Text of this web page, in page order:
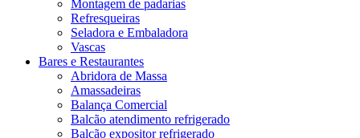
Montagem de padarias
Refresqueiras
Seladora e Embaladora
Vascas
Bares e Restaurantes
Abridora de Massa
Amassadeiras
Balança Comercial
Balcão atendimento refrigerado
Balcão expositor refrigerado